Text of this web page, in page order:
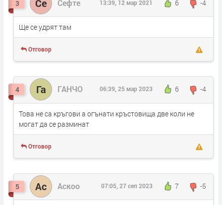
3 Се Сефте 6 -4
13:39, 12 мар 2021
Ще се удрят там
Отговор
4 Га ГАНЧО 6 -4
06:39, 25 мар 2023
Това не са кръгови а огънати кръстовища две коли не
могат да се разминат
Отговор
5 Ас Аскоо 7 -5
07:05, 27 сеп 2023